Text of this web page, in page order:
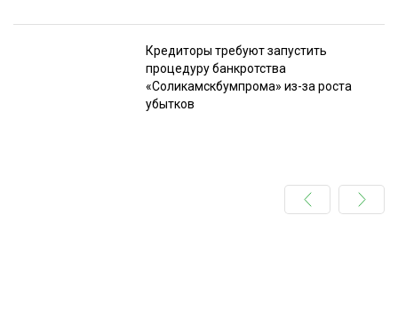
Кредиторы требуют запустить
процедуру банкротства
«Соликамскбумпрома» из-за роста
убытков